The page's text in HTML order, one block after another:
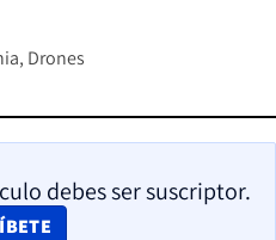
Drones
debes ser suscriptor.
NEW WINDOW